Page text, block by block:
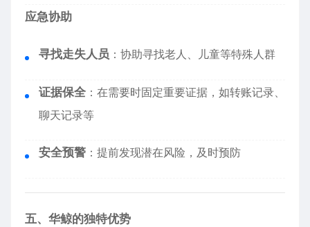
应急协助
寻找走失人员 ：协助寻找老人、儿童等特殊人群
证据保全 ：在需要时固定重要证据，如转账记录、
聊天记录等
安全预警 ：提前发现潜在风险，及时预防
五、华鲸的独特优势